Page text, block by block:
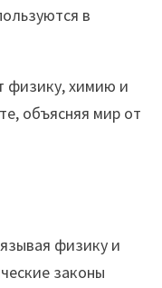
в
физику, химию и
объясняя мир от
физику и
законы